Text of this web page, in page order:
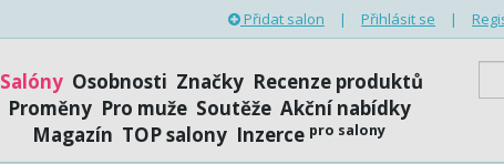
Přidat salon | Přihlásit se |
Salóny Osobnosti Značky Recenze produktů
Proměny Pro muže Soutěže Akční nabídky
Magazín TOP salony Inzerce pro salony